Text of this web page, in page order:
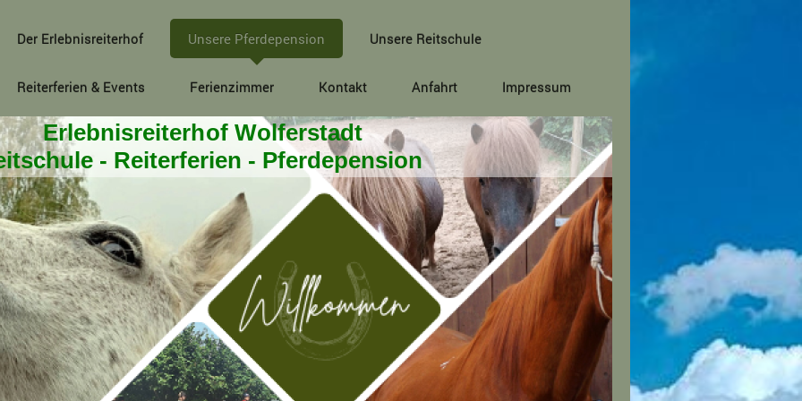
Der Erlebnisreiterhof Unsere Pferdepension Unsere Reitschule
Reiterferien & Events Ferienzimmer Kontakt Anfahrt Impressum
Erlebnisreiterhof Wolferstadt
- Reiterferien - Pferdepension